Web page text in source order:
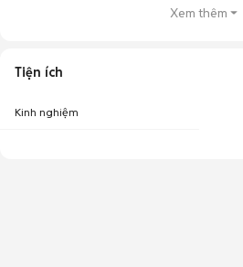
Xem thêm
Tiện ích
Kinh nghiệm